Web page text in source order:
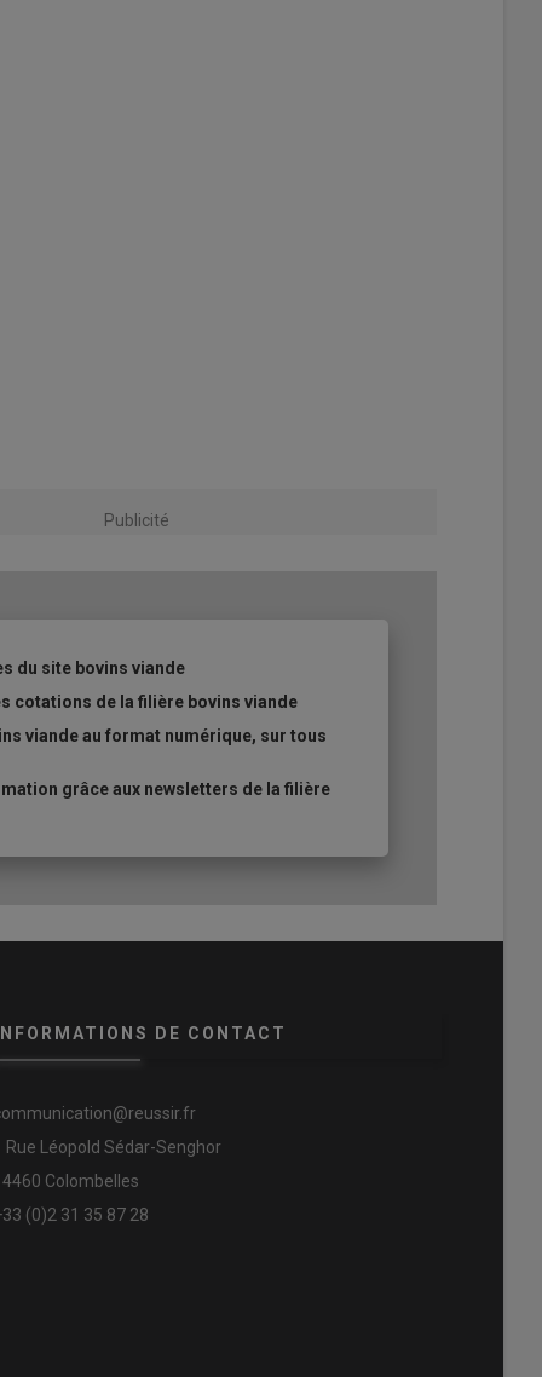
Publicité
du site bovins viande
cotations de la filière bovins viande
viande au format numérique, sur tous
grâce aux newsletters de la filière
INFORMATIONS DE CONTACT
Rue Léopold Sédar-Senghor
Colombelles
(0)2 31 35 87 28